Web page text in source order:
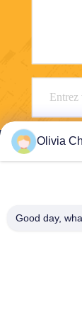
Olivia
Good day,